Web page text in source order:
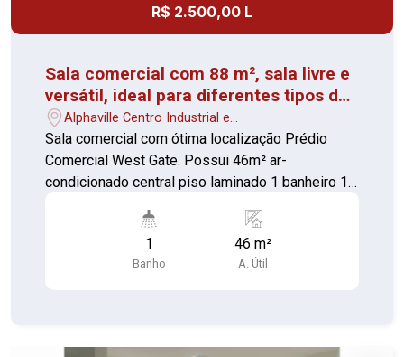
R$ 2.500,00 L
Sala comercial com 88 m², sala livre e
versátil, ideal para diferentes tipos de
negócios.
Alphaville Centro Industrial e
Empresarial/Alphaville. - Barueri/SP
Sala comercial com ótima localização Prédio
Comercial West Gate. Possui 46m² ar-
condicionado central piso laminado 1 banheiro 1
ao lado do Shopping Iguatemi
1
Banho
46 m²
A. Útil